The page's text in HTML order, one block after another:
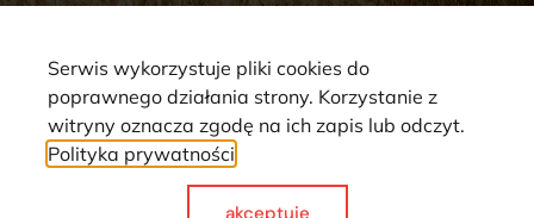
Strona wykorzystuje pliki cookie. Wszystkie prawa zastrzeżone ©
Serwis wykorzystuje pliki cookies do
poprawnego działania strony. Korzystanie z
witryny oznacza zgodę na ich zapis lub odczyt.
Polityka prywatności
akceptuje